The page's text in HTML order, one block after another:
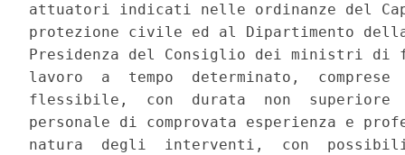
attuatori indicati nelle ordinanze del
protezione civile ed al Dipartimento
Presidenza del Consiglio dei ministri
lavoro  a  tempo  determinato,
flessibile,  con  durata  non  superiore
personale di comprovata esperienza e
natura  degli  interventi,  con